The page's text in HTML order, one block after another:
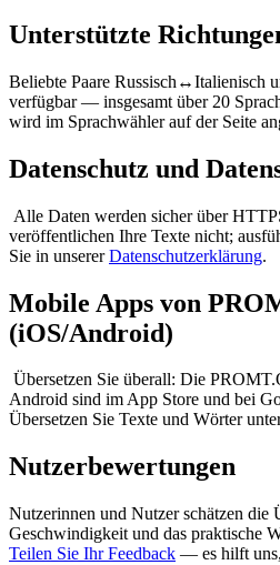
Unterstützte
Beliebte Paare Russisch↔Italienisch
verfügbar — insgesamt über 20
wird im Sprachwähler auf der Seite
Datenschutz und
Alle Daten werden sicher über
veröffentlichen Ihre Texte nicht;
Sie in unsererDatenschutzerklärung.
Mobile Apps von
(iOS/Android)
Übersetzen Sie überall: Die
Android sind im App Store und bei
Übersetzen Sie Texte und Wörter
Nutzerbewertungen
Nutzerinnen und Nutzer schätzen die
Geschwindigkeit und das praktische
Teilen Sie Ihr Feedback — es hilft uns,